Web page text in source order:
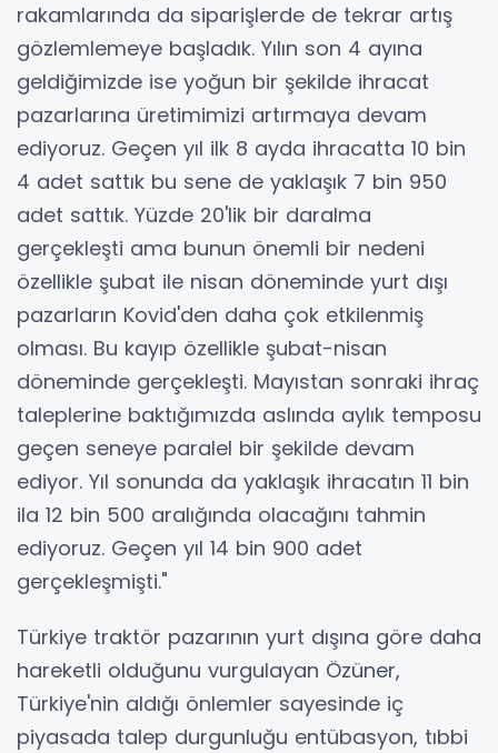
rakamlarında da siparişlerde de tekrar artış
gözlemlemeye başladık. Yılın son 4 ayına
geldiğimizde ise yoğun bir şekilde ihracat
pazarlarına üretimimizi artırmaya devam
ediyoruz. Geçen yıl ilk 8 ayda ihracatta 10 bin
4 adet sattık bu sene de yaklaşık 7 bin 950
adet sattık. Yüzde 20'lik bir daralma
gerçekleşti ama bunun önemli bir nedeni
özellikle şubat ile nisan döneminde yurt dışı
pazarların Kovid'den daha çok etkilenmiş
olması. Bu kayıp özellikle şubat-nisan
döneminde gerçekleşti. Mayıstan sonraki ihraç
taleplerine baktığımızda aslında aylık temposu
geçen seneye paralel bir şekilde devam
ediyor. Yıl sonunda da yaklaşık ihracatın 11 bin
ila 12 bin 500 aralığında olacağını tahmin
ediyoruz. Geçen yıl 14 bin 900 adet
gerçekleşmişti."
Türkiye traktör pazarının yurt dışına göre daha
hareketli olduğunu vurgulayan Özüner,
Türkiye'nin aldığı önlemler sayesinde iç
piyasada talep durgunluğu entübasyon, tıbbi